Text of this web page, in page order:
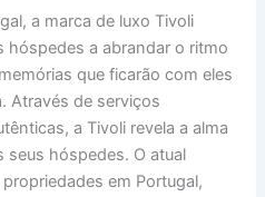
a marca de luxo Tivoli
hóspedes a abrandar o ritmo
que ficarão com eles
Através de serviços
a Tivoli revela a alma
seus hóspedes. O atual
em Portugal,